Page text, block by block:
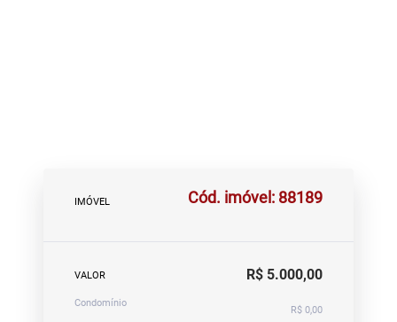
IMÓVEL Cód. imóvel: 88189
VALOR R$ 5.000,00
Condomínio
R$ 0,00